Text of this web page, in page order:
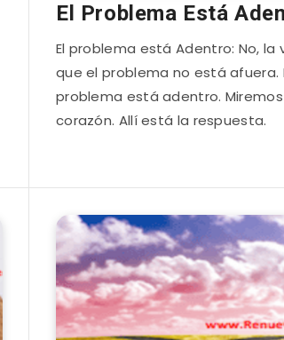
El Problema Está
El problema está Adentro: No, la
que el problema no está afuera.
problema está adentro.
corazón. Allí está la respuesta.